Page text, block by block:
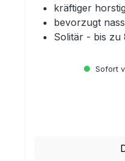
kräftiger
bevorzugt
Solitär - bis zu
Sofort